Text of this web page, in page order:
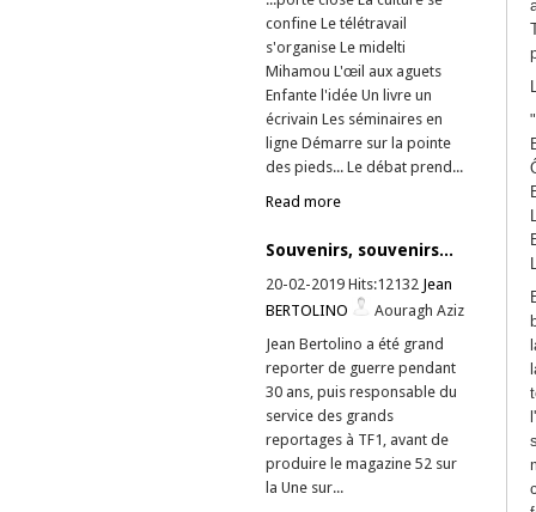
confine Le télétravail
s'organise Le midelti
Mihamou L'œil aux aguets
Enfante l'idée Un livre un
écrivain Les séminaires en
ligne Démarre sur la pointe
des pieds... Le débat prend...
Read more
Souvenirs, souvenirs...
20-02-2019 Hits:12132 Jean
BERTOLINO
Aouragh Aziz
Jean Bertolino a été grand
reporter de guerre pendant
30 ans, puis responsable du
service des grands
reportages à TF1, avant de
produire le magazine 52 sur
la Une sur...